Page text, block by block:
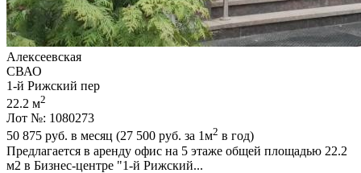
Алексеевская
СВАО
1-й Рижский пер
22.2 м2
Лот №: 1080273
50 875 руб. в месяц (27 500 руб. за 1м2 в год)
Предлагается в аренду офис на 5 этаже общей площадью 22.2
м2 в Бизнес-центре "1-й Рижский...